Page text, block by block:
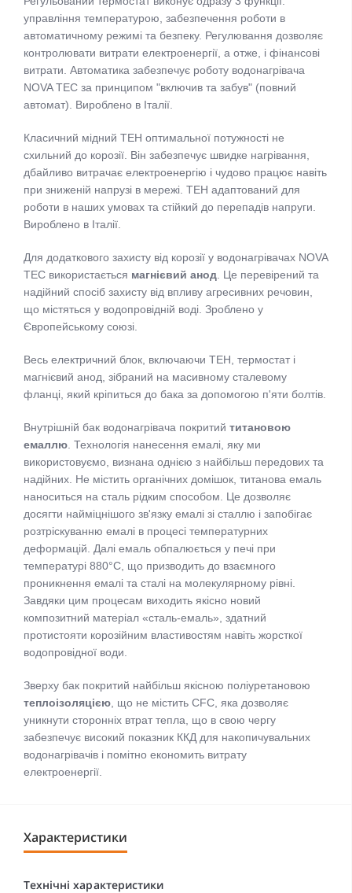
управління температурою, забезпечення роботи в
автоматичному режимі та безпеку. Регулювання дозволяє
контролювати витрати електроенергії, а отже, і фінансові
витрати. Автоматика забезпечує роботу водонагрівача
NOVA ТЕС за принципом "включив та забув" (повний
автомат). Вироблено в Італії.
Класичний мідний ТЕН оптимальної потужності не
схильний до корозії. Він забезпечує швидке нагрівання,
дбайливо витрачає електроенергію і чудово працює навіть
при зниженій напрузі в мережі. ТЕН адаптований для
роботи в наших умовах та стійкий до перепадів напруги.
Вироблено в Італії.
Для додаткового захисту від корозії у водонагрівачах NOVA
ТЕС використається магнієвий анод . Це перевірений та
надійний спосіб захисту від впливу агресивних речовин,
що містяться у водопровідній воді. Зроблено у
Європейському союзі.
Весь електричний блок, включаючи ТЕН, термостат і
магнієвий анод, зібраний на масивному сталевому
фланці, який кріпиться до бака за допомогою п'яти болтів.
Внутрішній бак водонагрівача покритий титановою
емаллю . Технологія нанесення емалі, яку ми
використовуємо, визнана однією з найбільш передових та
надійних. Не містить органічних домішок, титанова емаль
наноситься на сталь рідким способом. Це дозволяє
досягти найміцнішого зв'язку емалі зі сталлю і запобігає
розтріскуванню емалі в процесі температурних
деформацій. Далі емаль обпалюється у печі при
температурі 880°С, що призводить до взаємного
проникнення емалі та сталі на молекулярному рівні.
Завдяки цим процесам виходить якісно новий
композитний матеріал «сталь-емаль», здатний
протистояти корозійним властивостям навіть жорсткої
водопровідної води.
Зверху бак покритий найбільш якісною поліуретановою
теплоізоляцією , що не містить CFC, яка дозволяє
уникнути сторонніх втрат тепла, що в свою чергу
забезпечує високий показник ККД для накопичувальних
водонагрівачів і помітно економить витрату
електроенергії.
Характеристики
Технічні характеристики